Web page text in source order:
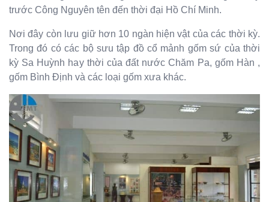
trước Công Nguyên tên đến thời đại Hồ Chí Minh.
Nơi đây còn lưu giữ hơn 10 ngàn hiện vật của các thời kỳ.
Trong đó có các bộ sưu tập đồ cổ mảnh gốm sứ của thời
kỳ Sa Huỳnh hay thời của đất nước Chăm Pa, gốm Hàn ,
gốm Bình Định và các loại gốm xưa khác.